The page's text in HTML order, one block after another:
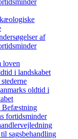
af
loven
i landskabet
oldtid i
Befæstning
fortidsminder
sagsbehandling